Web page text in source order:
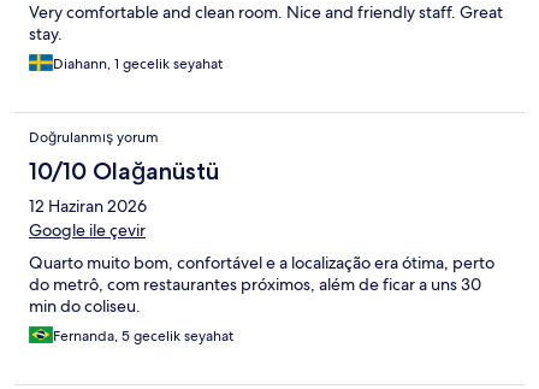
Very comfortable and clean room. Nice and friendly staff. Great
stay.
Diahann, 1 gecelik seyahat
Doğrulanmış yorum
10/10 Olağanüstü
12 Haziran 2026
Google ile çevir
Quarto muito bom, confortável e a localização era ótima, perto
do metrô, com restaurantes próximos, além de ficar a uns 30
min do coliseu.
Fernanda, 5 gecelik seyahat